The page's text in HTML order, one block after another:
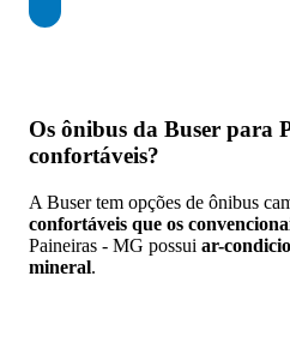
Os ônibus da Buser para
confortáveis?
A Buser tem opções de ônibus
confortáveis que os
Paineiras - MG possui ar-
mineral.